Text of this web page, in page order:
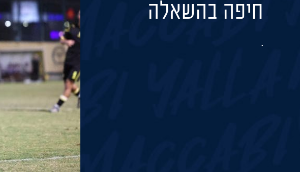
חיפה בהשאלה
.